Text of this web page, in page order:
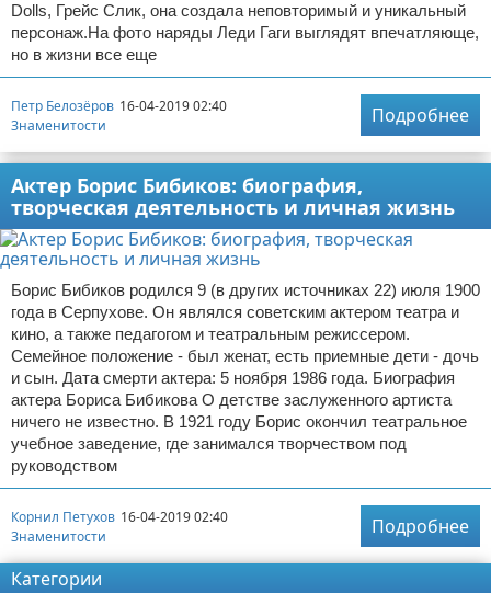
Dolls, Грейс Слик, она создала неповторимый и уникальный
персонаж.На фото наряды Леди Гаги выглядят впечатляюще,
но в жизни все еще
Петр Белозёров 16-04-2019 02:40
Знаменитости
Подробнее
Актер Борис Бибиков: биография,
творческая деятельность и личная жизнь
Борис Бибиков родился 9 (в других источниках 22) июля 1900
года в Серпухове. Он являлся советским актером театра и
кино, а также педагогом и театральным режиссером.
Семейное положение - был женат, есть приемные дети - дочь
и сын. Дата смерти актера: 5 ноября 1986 года. Биография
актера Бориса Бибикова О детстве заслуженного артиста
ничего не известно. В 1921 году Борис окончил театральное
учебное заведение, где занимался творчеством под
руководством
Корнил Петухов 16-04-2019 02:40
Знаменитости
Подробнее
Категории